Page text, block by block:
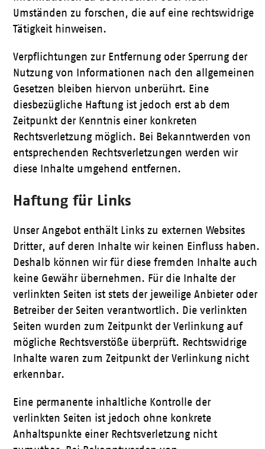
Umständen zu forschen, die auf eine rechtswidrige
Tätigkeit hinweisen.
Verpflichtungen zur Entfernung oder Sperrung der
Nutzung von Informationen nach den allgemeinen
Gesetzen bleiben hiervon unberührt. Eine
diesbezügliche Haftung ist jedoch erst ab dem
Zeitpunkt der Kenntnis einer konkreten
Rechtsverletzung möglich. Bei Bekanntwerden von
entsprechenden Rechtsverletzungen werden wir
diese Inhalte umgehend entfernen.
Haftung für Links
Unser Angebot enthält Links zu externen Websites
Dritter, auf deren Inhalte wir keinen Einfluss haben.
Deshalb können wir für diese fremden Inhalte auch
keine Gewähr übernehmen. Für die Inhalte der
verlinkten Seiten ist stets der jeweilige Anbieter oder
Betreiber der Seiten verantwortlich. Die verlinkten
Seiten wurden zum Zeitpunkt der Verlinkung auf
mögliche Rechtsverstöße überprüft. Rechtswidrige
Inhalte waren zum Zeitpunkt der Verlinkung nicht
erkennbar.
Eine permanente inhaltliche Kontrolle der
verlinkten Seiten ist jedoch ohne konkrete
Anhaltspunkte einer Rechtsverletzung nicht